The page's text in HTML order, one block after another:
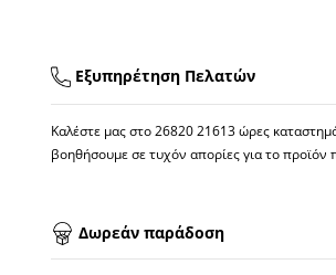
Εξυπηρέτηση Πελατών
Καλέστε μας στο26820 21613ώρες
βοηθήσουμε σε τυχόν απορίες για το προϊόν
Δωρεάν παράδοση